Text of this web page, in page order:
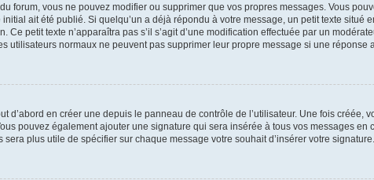
forum, vous ne pouvez modifier ou supprimer que vos propres messages. Vous
ait été publié. Si quelqu’un a déjà répondu à votre message, un petit texte situé
Ce petit texte n’apparaîtra pas s’il s’agit d’une modification effectuée par un
utilisateurs normaux ne peuvent pas supprimer leur propre message si une réponse
d’abord en créer une depuis le panneau de contrôle de l’utilisateur. Une fois créée,
pouvez également ajouter une signature qui sera insérée à tous vos messages
plus utile de spécifier sur chaque message votre souhait d’insérer votre signature.